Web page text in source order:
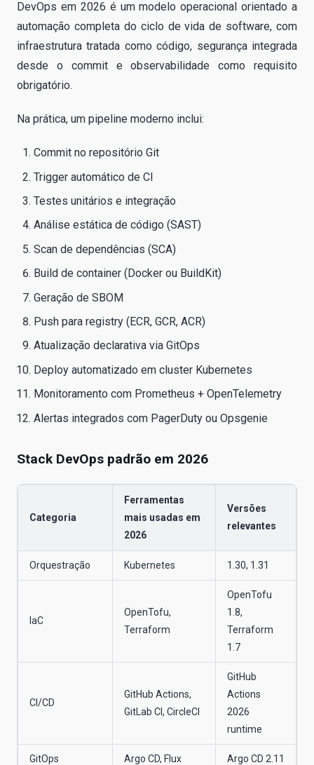
DevOps em 2026 é um modelo operacional orientado a
automação completa do ciclo de vida de software, com
infraestrutura tratada como código, segurança integrada
desde o commit e observabilidade como requisito
obrigatório.
Na prática, um pipeline moderno inclui:
Commit no repositório Git
Trigger automático de CI
Testes unitários e integração
Análise estática de código (SAST)
Scan de dependências (SCA)
Build de container (Docker ou BuildKit)
Geração de SBOM
Push para registry (ECR, GCR, ACR)
Atualização declarativa via GitOps
Deploy automatizado em cluster Kubernetes
Monitoramento com Prometheus + OpenTelemetry
Alertas integrados com PagerDuty ou Opsgenie
Stack DevOps padrão em 2026
Categoria
Ferramentas
mais usadas em
2026
Versões
relevantes
Orquestração Kubernetes 1.30, 1.31
IaC
OpenTofu,
Terraform
OpenTofu
1.8,
Terraform
1.7
CI/CD
GitHub Actions,
GitLab CI, CircleCI
GitHub
Actions
2026
runtime
GitOps Argo CD, Flux Argo CD 2.11